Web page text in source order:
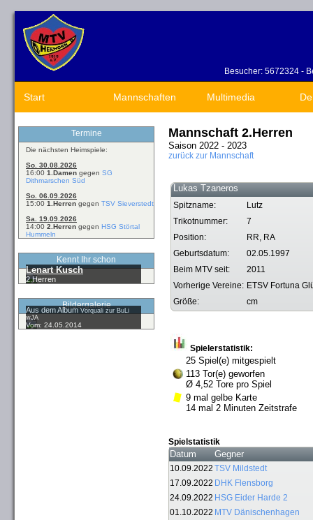
Besucher: 5672324 -
Start Mannschaften Multimedia
Termine
Die nächsten Heimspiele:
So. 30.08.2026
16:00 1.Damen gegen SG
Dithmarschen Süd
So. 06.09.2026
15:00 1.Herren gegen TSV Sieverstedt
Sa. 19.09.2026
14:00 2.Herren gegen HSG Störtal
Hummeln
Kennt Ihr schon
Lenart Kusch
2.Herren
Bildergalerie
Aus dem AlbumVorquali zur BuLi
wJA
Vom: 24.05.2014
Mannschaft 2.Herren
Saison 2022 - 2023
zurück zur Mannschaft
Lukas Tzaneros
Spitzname:
Lutz
Trikotnummer:
7
Position:
RR, RA
Geburtsdatum:
02.05.1997
Beim MTV seit:
2011
Vorherige Vereine: ETSV Fortuna
Größe:
cm
Spielerstatistik:
25 Spiel(e) mitgespielt
113 Tor(e) geworfen
Ø 4,52 Tore pro Spiel
9 mal gelbe Karte
14 mal 2 Minuten Zeitstrafe
Spielstatistik
Datum Gegner
10.09.2022 TSV Mildstedt
17.09.2022 DHK Flensborg
24.09.2022 HSG Eider Harde 2
01.10.2022 MTV Dänischenhagen